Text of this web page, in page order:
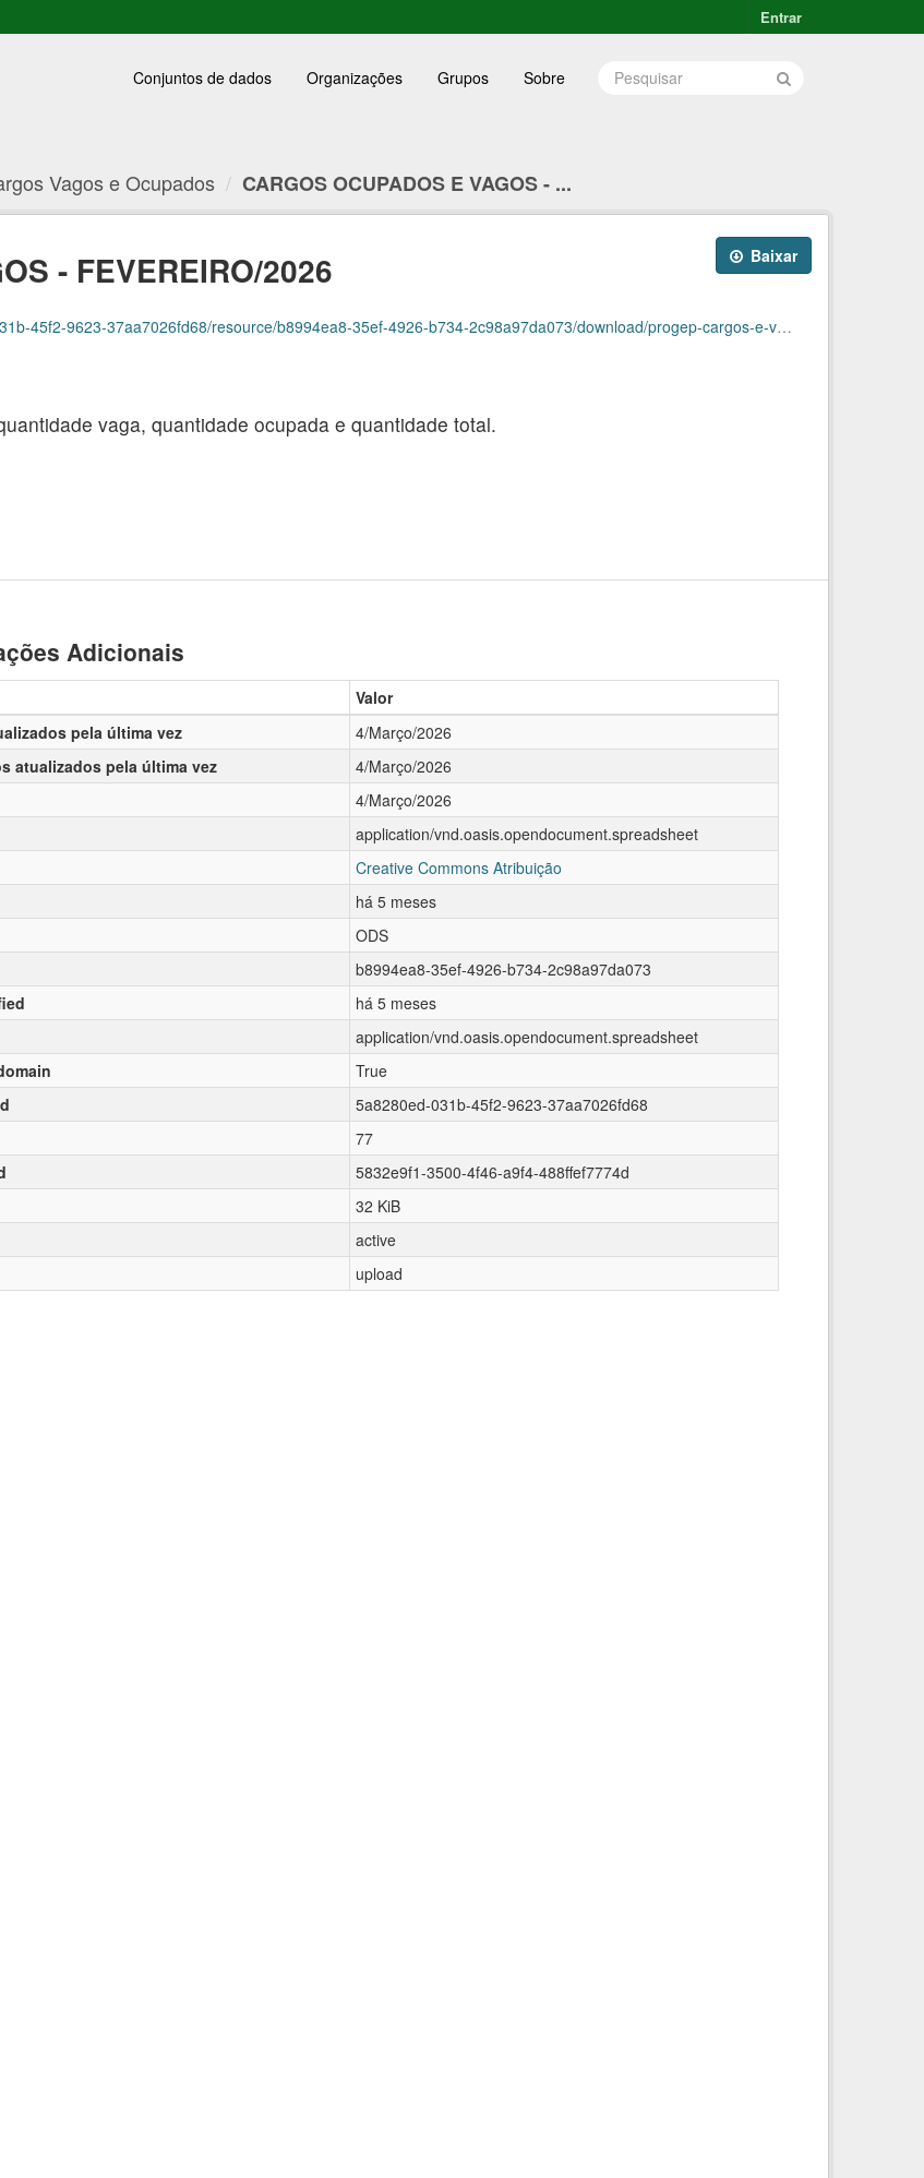
Entrar
Conjuntos de dados Organizações Grupos Sobre
Vagos e Ocupados CARGOS OCUPADOS E VAGOS - ...
Baixar
- FEVEREIRO/2026
37aa7026fd68/resource/b8994ea8-35ef-4926-b734-2c98a97da073/download/progep-cargos-e-vagas-fevereiro2026.ods
vaga, quantidade ocupada e quantidade total.
Adicionais
Valor
pela última vez
4/Março/2026
atualizados pela última vez
4/Março/2026
4/Março/2026
application/vnd.oasis.opendocument.spreadsheet
Creative Commons Atribuição
há 5 meses
ODS
b8994ea8-35ef-4926-b734-2c98a97da073
há 5 meses
application/vnd.oasis.opendocument.spreadsheet
True
5a8280ed-031b-45f2-9623-37aa7026fd68
77
5832e9f1-3500-4f46-a9f4-488ffef7774d
32 KiB
active
upload